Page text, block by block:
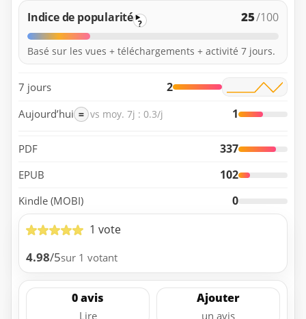
Indice de popularité ? 25/100
Basé sur les vues + téléchargements + activité 7 jours.
7 jours 2
Aujourd’hui = vs moy. 7j : 0.3/j 1
PDF 337
EPUB 102
Kindle (MOBI)
0
1 vote
4.98/5sur 1 votant
0 avis
Lire
Ajouter
un avis